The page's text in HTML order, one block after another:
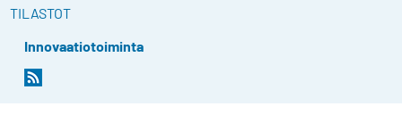
TILASTOT
Innovaatiotoiminta